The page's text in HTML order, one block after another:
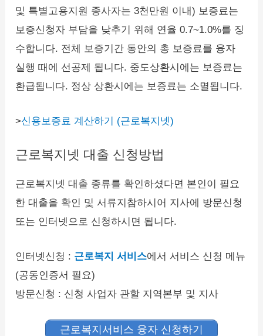
및 특별고용지원 종사자는 3천만원 이내) 보증료는
보증신청자 부담을 낮추기 위해 연율 0.7~1.0%를 징
수합니다. 전체 보증기간 동안의 총 보증료를 융자
실행 때에 선공제 됩니다. 중도상환시에는 보증료는
환급됩니다. 정상 상환시에는 보증료는 소멸됩니다.
>신용보증료 계산하기 (근로복지넷)
근로복지넷 대출 신청방법
근로복지넷 대출 종류를 확인하셨다면 본인이 필요
한 대출을 확인 및 서류지참하시어 지사에 방문신청
또는 인터넷으로 신청하시면 됩니다.
인터넷신청 : 근로복지 서비스에서 서비스 신청 메뉴
(공동인증서 필요)
방문신청 : 신청 사업자 관할 지역본부 및 지사
근로복지서비스 융자 신청하기